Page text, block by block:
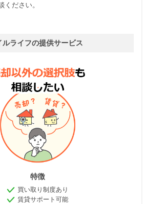
ください。
ライフの提供サービス
特徴
買い取り制度あり
賃貸サポート可能